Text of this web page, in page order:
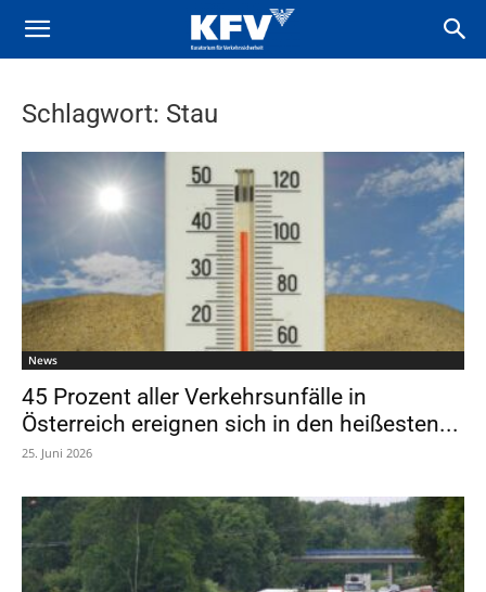
Schlagwort: Stau
News
45 Prozent aller Verkehrsunfälle in
Österreich ereignen sich in den heißesten...
25. Juni 2026